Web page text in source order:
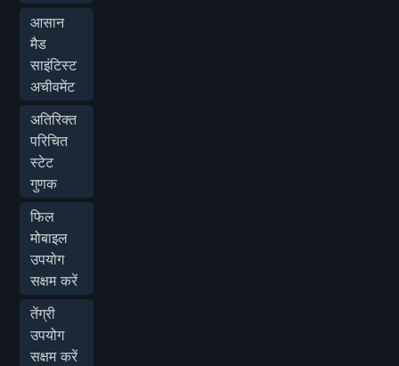
आसान
मैड
साइंटिस्ट
अचीवमेंट
अतिरिक्त
परिचित
स्टेट
गुणक
फिल
मोबाइल
उपयोग
सक्षम करें
तेंग्री
उपयोग
सक्षम करें